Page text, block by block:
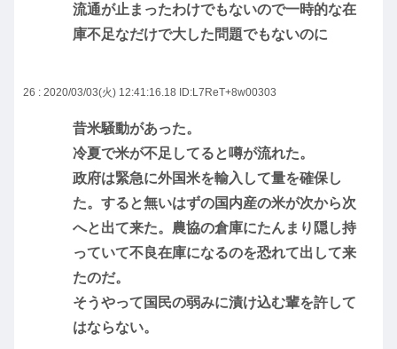
流通が止まったわけでもないので一時的な在
庫不足なだけで大した問題でもないのに
26 : 2020/03/03(火) 12:41:16.18 ID:L7ReT+8w00303
昔米騒動があった。
冷夏で米が不足してると噂が流れた。
政府は緊急に外国米を輸入して量を確保し
た。すると無いはずの国内産の米が次から次
へと出て来た。農協の倉庫にたんまり隠し持
っていて不良在庫になるのを恐れて出して来
たのだ。
そうやって国民の弱みに漬け込む輩を許して
はならない。